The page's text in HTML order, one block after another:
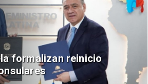
formalizan reinicio